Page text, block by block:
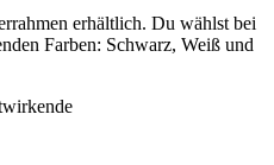
erhältlich. Du wählst bei
Farben: Schwarz, Weiß und